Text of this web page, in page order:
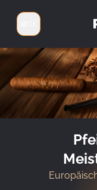
Sprache